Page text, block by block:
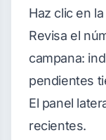
Haz clic en
Revisa el
campana:
pendientes
El panel
recientes.